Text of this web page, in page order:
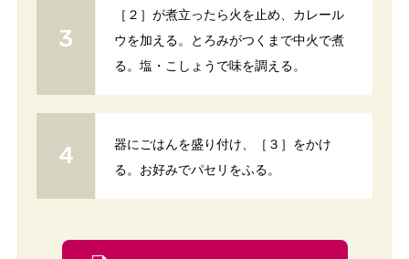
［２］が煮立ったら火を止め、カレール
ウを加える。とろみがつくまで中火で煮
る。塩・こしょうで味を調える。
器にごはんを盛り付け、［３］をかけ
る。お好みでパセリをふる。